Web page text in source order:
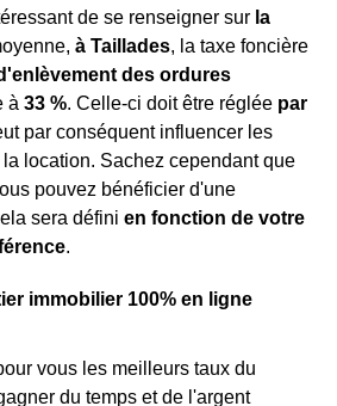
de se renseigner sur la
à Taillades, la taxe foncière
des ordures
à 33 %. Celle-ci doit être réglée par
par conséquent influencer les
location. Sachez cependant que
pouvez bénéficier d'une
sera défini en fonction de votre
.
immobilier 100% en ligne
vous les meilleurs taux du
du temps et de l'argent